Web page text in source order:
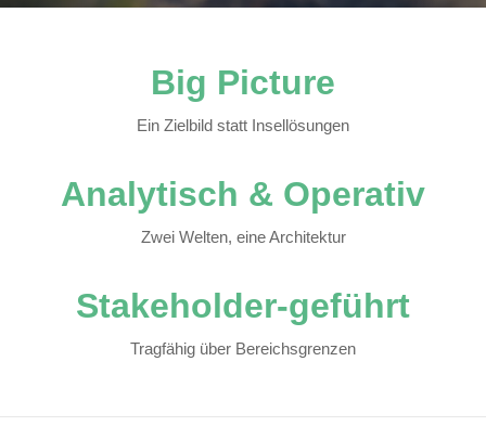
Big Picture
Ein Zielbild statt Insellösungen
Analytisch & Operativ
Zwei Welten, eine Architektur
Stakeholder-geführt
Tragfähig über Bereichsgrenzen